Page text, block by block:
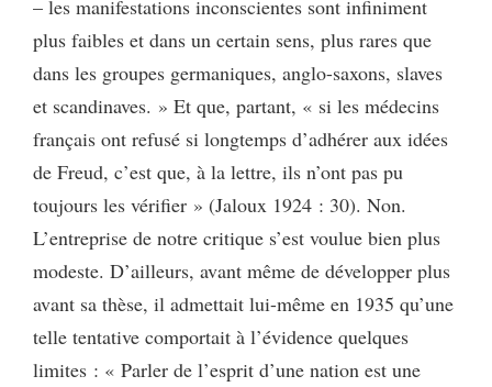
– les manifestations inconscientes sont infiniment
plus faibles et dans un certain sens, plus rares que
dans les groupes germaniques, anglo-saxons, slaves
et scandinaves. » Et que, partant, « si les médecins
français ont refusé si longtemps d’adhérer aux idées
de Freud, c’est que, à la lettre, ils n’ont pas pu
toujours les vérifier » (Jaloux 1924 : 30). Non.
L’entreprise de notre critique s’est voulue bien plus
modeste. D’ailleurs, avant même de développer plus
avant sa thèse, il admettait lui-même en 1935 qu’une
telle tentative comportait à l’évidence quelques
limites : « Parler de l’esprit d’une nation est une